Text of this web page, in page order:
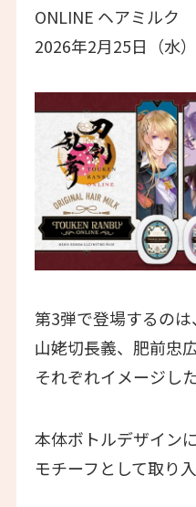
ONLINE ヘアミルク
2026年2月25日（水
第3弾で登場するのは
山姥切長義、肥前忠
それぞれイメージし
本体ボトルデザイン
モチーフとして取り